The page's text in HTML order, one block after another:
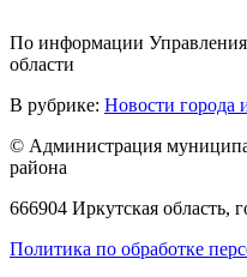
По информации Управления
области
В рубрике: Новости города
© Администрация
района
666904 Иркутская область,
Политика по обработке